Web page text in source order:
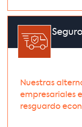
Nuestras
empresariales
resguardo